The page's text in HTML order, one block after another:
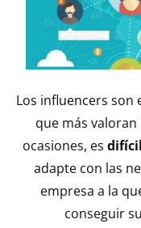
Los influencers son
que más
ocasiones, es
adapte con las
empresa a la
conseguir